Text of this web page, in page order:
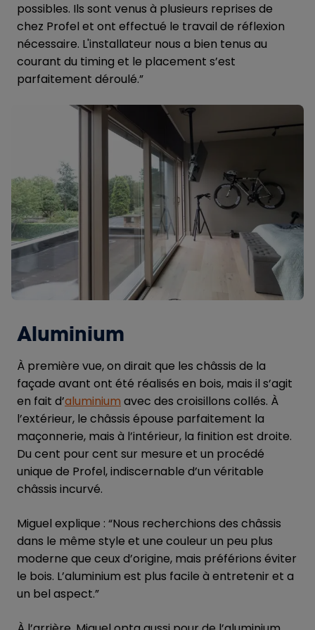
possibles. Ils sont venus à plusieurs reprises de
chez Profel et ont effectué le travail de réflexion
nécessaire. L'installateur nous a bien tenus au
courant du timing et le placement s’est
parfaitement déroulé.”
Aluminium
À première vue, on dirait que les châssis de la
façade avant ont été réalisés en bois, mais il s’agit
en fait d’aluminium avec des croisillons collés. À
l’extérieur, le châssis épouse parfaitement la
maçonnerie, mais à l’intérieur, la finition est droite.
Du cent pour cent sur mesure et un procédé
unique de Profel, indiscernable d’un véritable
châssis incurvé.
Miguel explique : “Nous recherchions des châssis
dans le même style et une couleur un peu plus
moderne que ceux d’origine, mais préférions éviter
le bois. L’aluminium est plus facile à entretenir et a
un bel aspect.”